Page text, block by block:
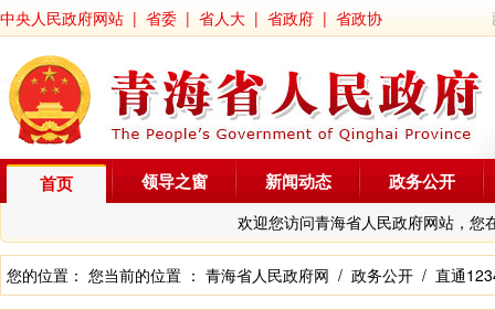
中央人民政府网站 | 省委 | 省人大 | 省政府 | 省政协
首页
欢迎您访问青海省人民政府网站，您
领导之窗 新闻动态 政务公开
您的位置： 您当前的位置 ： 青海省人民政府网 / 政务公开 / 直通